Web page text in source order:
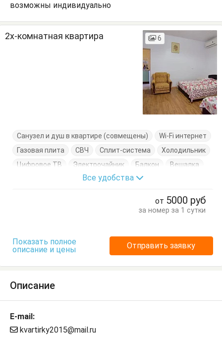
возможны индивидуально
2х-комнатная квартира 6
Санузел и душ в квартире (совмещены)
Wi-Fi интернет
Газовая плита
СВЧ Сплит-система
Холодильник
Цифровое ТВ
Электрочайник Балкон
Вешалка
Журнальный столик
Комод
Кресло-кровать
Посуда
Все удобства
от 5000 руб
за номер за 1 сутки
Показать полное
описание и цены
Отправить заявку
Описание
E-mail:
kvartirky2015@mail.ru